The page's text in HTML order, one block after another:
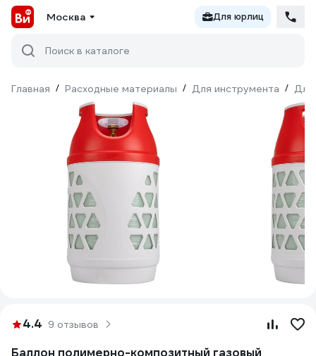
Москва Для юрлиц
Поиск в каталоге
Главная / Расходные материалы / Для инструмента / Для
4.4 9 отзывов
Баллон полимерно-композитный газовый